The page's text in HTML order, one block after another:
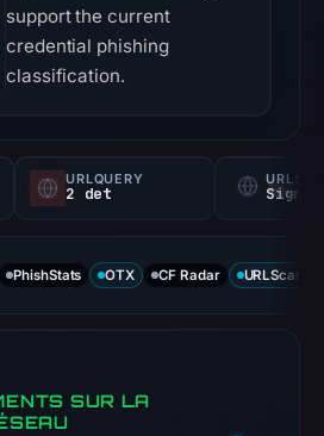
support the current
credential phishing
classification.
URLQUERY
2 det
PhishStats OTX CF Radar URLScan
SUR LA